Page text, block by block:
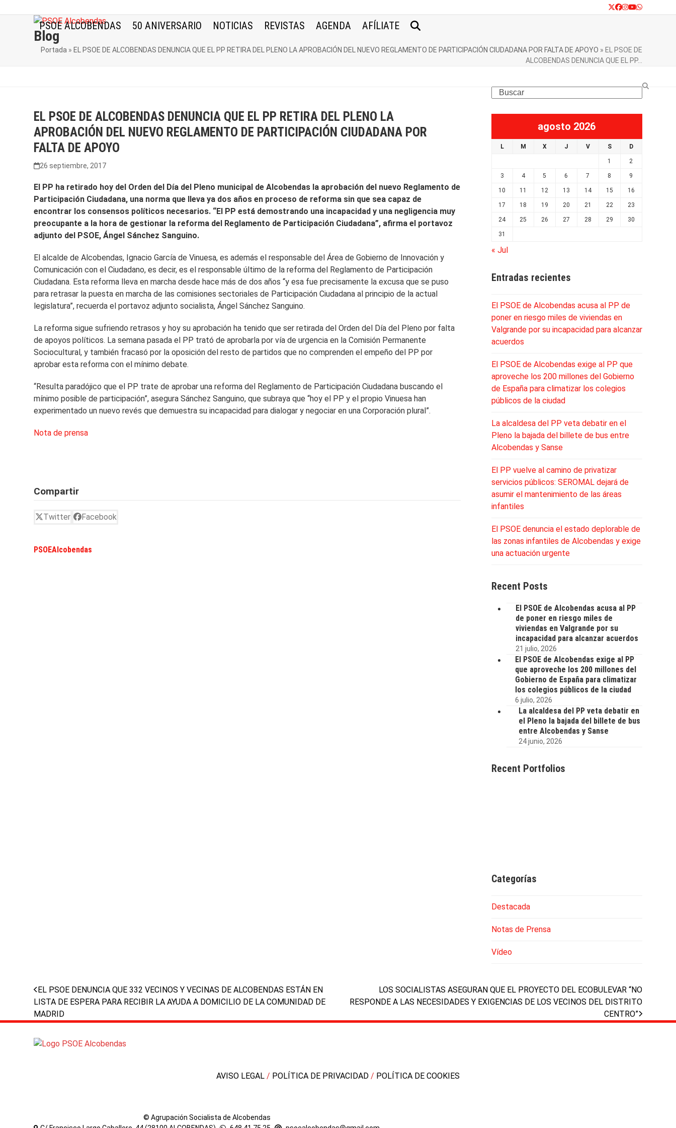
Twitter
Facebook
Instagram
YouTube
Whatsapp
PSOE ALCOBENDAS 50 ANIVERSARIO NOTICIAS REVISTAS AGENDA AFÍLIATE
Blog
Portada » EL PSOE DE ALCOBENDAS DENUNCIA QUE EL PP RETIRA DEL PLENO LA APROBACIÓN DEL NUEVO REGLAMENTO DE PARTICIPACIÓN CIUDADANA POR FALTA DE APOYO » EL PSOE DE
ALCOBENDAS DENUNCIA QUE EL PP…
EL PSOE DE ALCOBENDAS DENUNCIA QUE EL PP RETIRA DEL PLENO LA
APROBACIÓN DEL NUEVO REGLAMENTO DE PARTICIPACIÓN CIUDADANA POR
FALTA DE APOYO
26 septiembre, 2017
El PP ha retirado hoy del Orden del Día del Pleno municipal de Alcobendas la aprobación del nuevo Reglamento de
Participación Ciudadana, una norma que lleva ya dos años en proceso de reforma sin que sea capaz de
encontrar los consensos políticos necesarios. “El PP está demostrando una incapacidad y una negligencia muy
preocupante a la hora de gestionar la reforma del Reglamento de Participación Ciudadana”, afirma el portavoz
adjunto del PSOE, Ángel Sánchez Sanguino.
El alcalde de Alcobendas, Ignacio García de Vinuesa, es además el responsable del Área de Gobierno de Innovación y
Comunicación con el Ciudadano, es decir, es el responsable último de la reforma del Reglamento de Participación
Ciudadana. Esta reforma lleva en marcha desde hace más de dos años “y esa fue precisamente la excusa que se puso
para retrasar la puesta en marcha de las comisiones sectoriales de Participación Ciudadana al principio de la actual
legislatura”, recuerda el portavoz adjunto socialista, Ángel Sánchez Sanguino.
La reforma sigue sufriendo retrasos y hoy su aprobación ha tenido que ser retirada del Orden del Día del Pleno por falta
de apoyos políticos. La semana pasada el PP trató de aprobarla por vía de urgencia en la Comisión Permanente
Sociocultural, y también fracasó por la oposición del resto de partidos que no comprenden el empeño del PP por
aprobar esta reforma con el mínimo debate.
“Resulta paradójico que el PP trate de aprobar una reforma del Reglamento de Participación Ciudadana buscando el
mínimo posible de participación”, asegura Sánchez Sanguino, que subraya que “hoy el PP y el propio Vinuesa han
experimentado un nuevo revés que demuestra su incapacidad para dialogar y negociar en una Corporación plural”.
Nota de prensa
Compartir
Twitter Facebook
PSOEAlcobendas
Search
agosto 2026
L M X J V S D
1 2
3 4 5 6 7 8 9
10 11 12 13 14 15 16
17 18 19 20 21 22 23
24 25 26 27 28 29 30
31
« Jul
Entradas recientes
El PSOE de Alcobendas acusa al PP de
poner en riesgo miles de viviendas en
Valgrande por su incapacidad para alcanzar
acuerdos
El PSOE de Alcobendas exige al PP que
aproveche los 200 millones del Gobierno
de España para climatizar los colegios
públicos de la ciudad
La alcaldesa del PP veta debatir en el
Pleno la bajada del billete de bus entre
Alcobendas y Sanse
El PP vuelve al camino de privatizar
servicios públicos: SEROMAL dejará de
asumir el mantenimiento de las áreas
infantiles
El PSOE denuncia el estado deplorable de
las zonas infantiles de Alcobendas y exige
una actuación urgente
Recent Posts
El PSOE de Alcobendas acusa al PP
de poner en riesgo miles de
viviendas en Valgrande por su
incapacidad para alcanzar acuerdos
21 julio, 2026
El PSOE de Alcobendas exige al PP
que aproveche los 200 millones del
Gobierno de España para climatizar
los colegios públicos de la ciudad
6 julio, 2026
La alcaldesa del PP veta debatir en
el Pleno la bajada del billete de bus
entre Alcobendas y Sanse
24 junio, 2026
Recent Portfolios
Categorías
Destacada
Notas de Prensa
Vídeo
previous
post:
EL PSOE DENUNCIA QUE 332 VECINOS Y VECINAS DE ALCOBENDAS ESTÁN EN
LISTA DE ESPERA PARA RECIBIR LA AYUDA A DOMICILIO DE LA COMUNIDAD DE
MADRID
next
post:
LOS SOCIALISTAS ASEGURAN QUE EL PROYECTO DEL ECOBULEVAR “NO
RESPONDE A LAS NECESIDADES Y EXIGENCIAS DE LOS VECINOS DEL DISTRITO
CENTRO”
AVISO LEGAL / POLÍTICA DE PRIVACIDAD / POLÍTICA DE COOKIES
© Agrupación Socialista de Alcobendas